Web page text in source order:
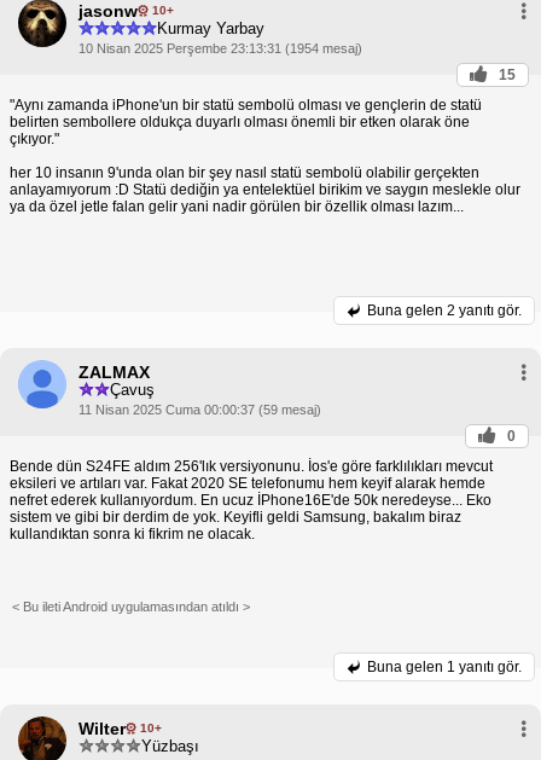
jasonw 10+
Kurmay Yarbay
10 Nisan 2025 Perşembe 23:13:31 (1954 mesaj)
15
"Aynı zamanda iPhone'un bir statü sembolü olması ve gençlerin de statü
belirten sembollere oldukça duyarlı olması önemli bir etken olarak öne
çıkıyor."
her 10 insanın 9'unda olan bir şey nasıl statü sembolü olabilir gerçekten
anlayamıyorum :D Statü dediğin ya entelektüel birikim ve saygın meslekle olur
ya da özel jetle falan gelir yani nadir görülen bir özellik olması lazım...
Buna gelen 2 yanıtı gör.
ZALMAX
Çavuş
11 Nisan 2025 Cuma 00:00:37 (59 mesaj)
0
Bende dün S24FE aldım 256'lık versiyonunu. İos'e göre farklılıkları mevcut
eksileri ve artıları var. Fakat 2020 SE telefonumu hem keyif alarak hemde
nefret ederek kullanıyordum. En ucuz İPhone16E'de 50k neredeyse... Eko
sistem ve gibi bir derdim de yok. Keyifli geldi Samsung, bakalım biraz
kullandıktan sonra ki fikrim ne olacak.
< Bu ileti Android uygulamasından atıldı >
Buna gelen 1 yanıtı gör.
Wilter 10+
Yüzbaşı